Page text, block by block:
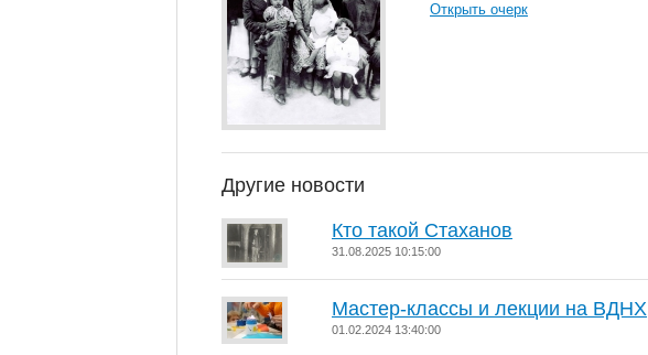
Открыть очерк
Другие новости
Кто такой Стаханов
31.08.2025 10:15:00
Мастер-классы и лекции на ВДНХ
01.02.2024 13:40:00